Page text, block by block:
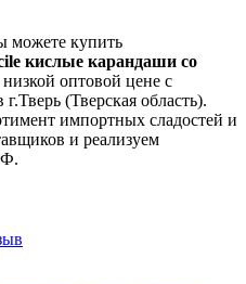
можете купить
кислые карандаши со
оптовой цене с
(Тверская область).
импортных сладостей и
и реализуем